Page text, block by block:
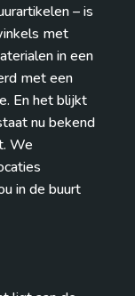
– is
met
in een
met een
En het blijkt
nu bekend
We
in de buurt